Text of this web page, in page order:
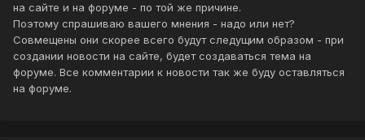
на сайте и на форуме - по той же причине.
Поэтому спрашиваю вашего мнения - надо или нет?
Совмещены они скорее всего будут следущим образом - при
создании новости на сайте, будет создаваться тема на
форуме. Все комментарии к новости так же буду оставляться
на форуме.